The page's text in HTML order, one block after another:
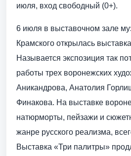
июля, вход свободный (0+).
6 июля в выставочном зале
Крамского открылась
Называется экспозиция так
работы трех воронежских
Аникандрова, Анатолия
Финакова. На выставке
натюрморты, пейзажи и
жанре русского реализма,
Выставка «Три палитры»